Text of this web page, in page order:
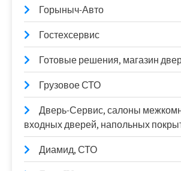
Горыныч-Авто
Гостехсервис
Готовые решения, магазин
Грузовое СТО
Дверь-Сервис, салоны
входных дверей, напольных
Диамид, СТО